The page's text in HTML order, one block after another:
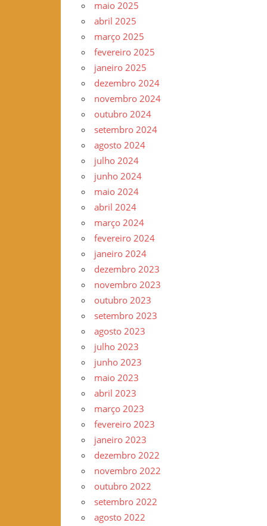
www.gilvander.org.br
www.freigilvander.blogspot.com.br
www.twitter.com/gilvanderluis
facebook:
Gilvander
Moreira
maio 2025
abril 2025
março 2025
fevereiro 2025
janeiro 2025
dezembro 2024
novembro 2024
outubro 2024
setembro 2024
agosto 2024
julho 2024
junho 2024
maio 2024
abril 2024
março 2024
fevereiro 2024
janeiro 2024
dezembro 2023
novembro 2023
outubro 2023
setembro 2023
agosto 2023
julho 2023
junho 2023
maio 2023
abril 2023
março 2023
fevereiro 2023
janeiro 2023
dezembro 2022
novembro 2022
outubro 2022
setembro 2022
agosto 2022